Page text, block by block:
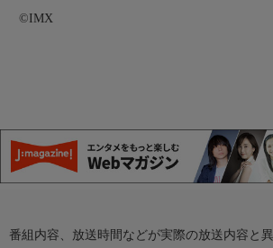
©IMX
番組内容、放送時間などが実際の放送内容と